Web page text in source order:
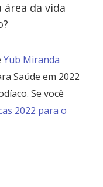
área da vida
Yub Miranda
Saúde em 2022
Se você
2022 para o